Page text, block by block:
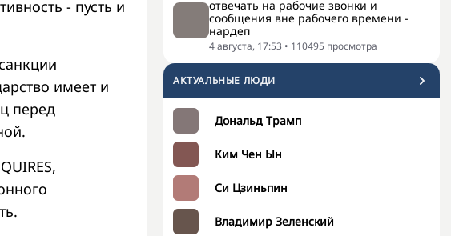
отвечать на рабочие звонки и
сообщения вне рабочего времени -
нардеп
4 августа, 17:53 • 110495 просмотра
АКТУАЛЬНЫЕ ЛЮДИ
Дональд Трамп
Ким Чен Ын
Си Цзиньпин
Владимир Зеленский
- пусть и
имеет и
перед